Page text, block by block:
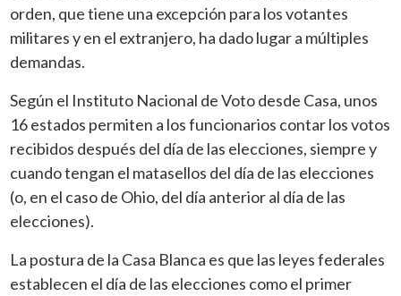
orden, que tiene una excepción para los votantes
militares y en el extranjero, ha dado lugar a múltiples
demandas.
Según el Instituto Nacional de Voto desde Casa, unos
16 estados permiten a los funcionarios contar los votos
recibidos después del día de las elecciones, siempre y
cuando tengan el matasellos del día de las elecciones
(o, en el caso de Ohio, del día anterior al día de las
elecciones).
La postura de la Casa Blanca es que las leyes federales
establecen el día de las elecciones como el primer